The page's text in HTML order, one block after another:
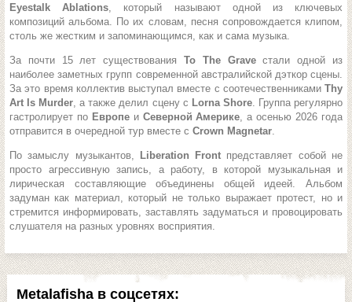
Metalafisha в соцсетях:
Eyestalk Ablations, который называют одной из ключевых
композиций альбома. По их словам, песня сопровождается клипом,
столь же жестким и запоминающимся, как и сама музыка.
За почти 15 лет существования To The Graveстали одной из
наиболее заметных групп современной австралийской дэткор сцены.
За это время коллектив выступал вместе с соотечественниками Thy
Art Is Murder, а также делил сцену с Lorna Shore. Группа регулярно
гастролирует по Европе и Северной Америке, а осенью 2026 года
отправится в очередной тур вместе с Crown Magnetar.
По замыслу музыкантов, Liberation Front представляет собой не
просто агрессивную запись, а работу, в которой музыкальная и
лирическая составляющие объединены общей идеей. Альбом
задуман как материал, который не только выражает протест, но и
стремится информировать, заставлять задуматься и провоцировать
слушателя на разных уровнях восприятия.